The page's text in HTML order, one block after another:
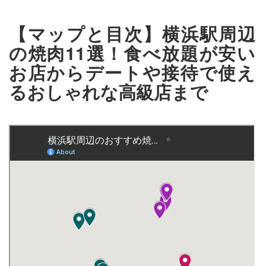
【マップと目次】横浜駅周辺
の焼肉11選！食べ放題が安い
お店からデートや接待で使え
るおしゃれな高級店まで